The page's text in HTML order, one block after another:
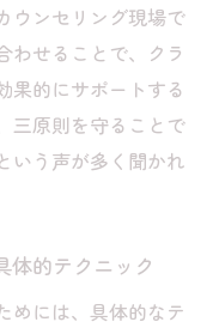
ウンセリング現場で
わせることで、クラ
果的にサポートする
三原則を守ることで
いう声が多く聞かれ
体的テクニック
めには、具体的なテ